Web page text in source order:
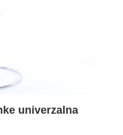
univerzalna